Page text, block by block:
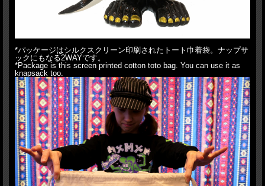
*パッケージはシルクスクリーン印刷されたトート巾着袋。ナップサ
ックにもなる2WAYです。
*Package is this screen printed cotton toto bag. You can use it as
knapsack too.